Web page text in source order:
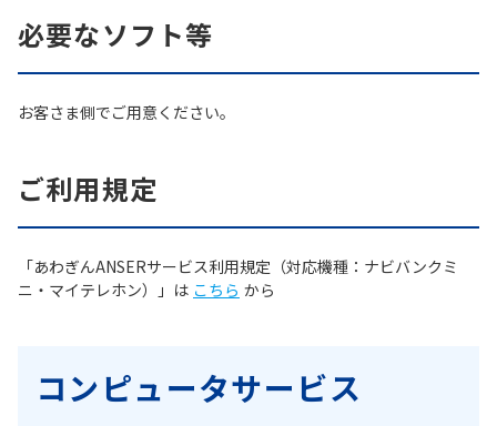
必要なソフト等
お客さま側でご用意ください。
ご利用規定
「あわぎんANSERサービス利用規定（対応機種：ナビバンクミ
ニ・マイテレホン）」は こちら から
コンピュータサービス